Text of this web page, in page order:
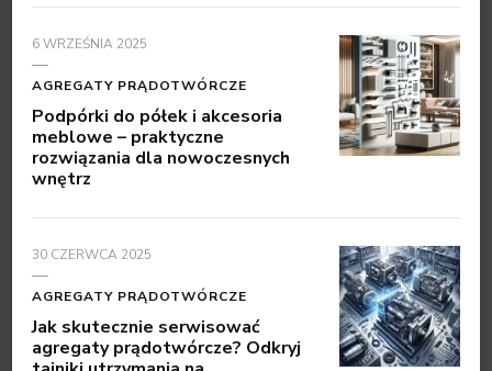
6 WRZEŚNIA 2025
AGREGATY PRĄDOTWÓRCZE
Podpórki do półek i akcesoria
meblowe – praktyczne
rozwiązania dla nowoczesnych
wnętrz
30 CZERWCA 2025
AGREGATY PRĄDOTWÓRCZE
Jak skutecznie serwisować
agregaty prądotwórcze? Odkryj